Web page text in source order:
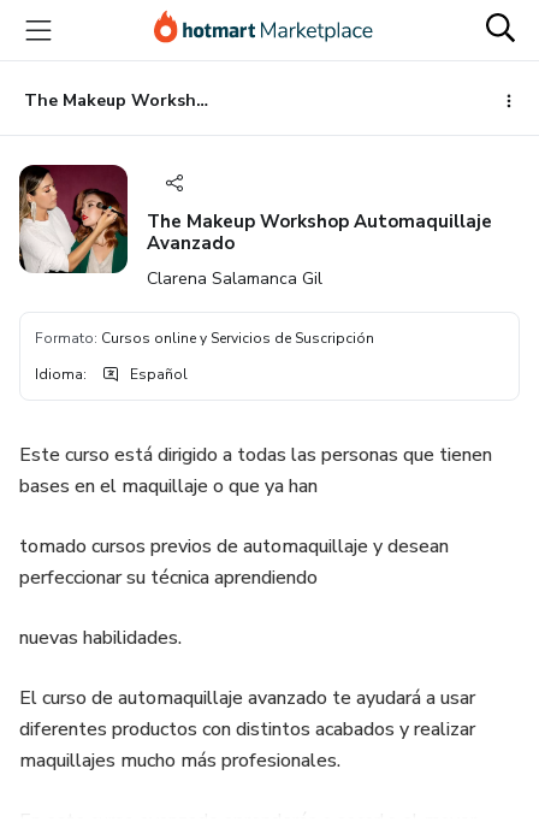
principal
página
de
página
The Makeup Workshop Automaquillaje Avanzado
The Makeup Workshop Automaquillaje
Avanzado
Clarena Salamanca Gil
Formato: Cursos online y Servicios de Suscripción
Idioma: Español
Este curso está dirigido a todas las personas que tienen
bases en el maquillaje o que ya han
tomado cursos previos de automaquillaje y desean
perfeccionar su técnica aprendiendo
nuevas habilidades.
El curso de automaquillaje avanzado te ayudará a usar
diferentes productos con distintos acabados y realizar
maquillajes mucho más profesionales.